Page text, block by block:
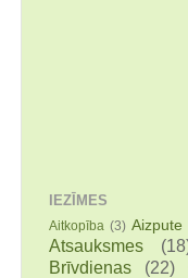
IEZĪMES
Aitkopība (3) Aizpute
Atsauksmes
Brīvdienas (22)